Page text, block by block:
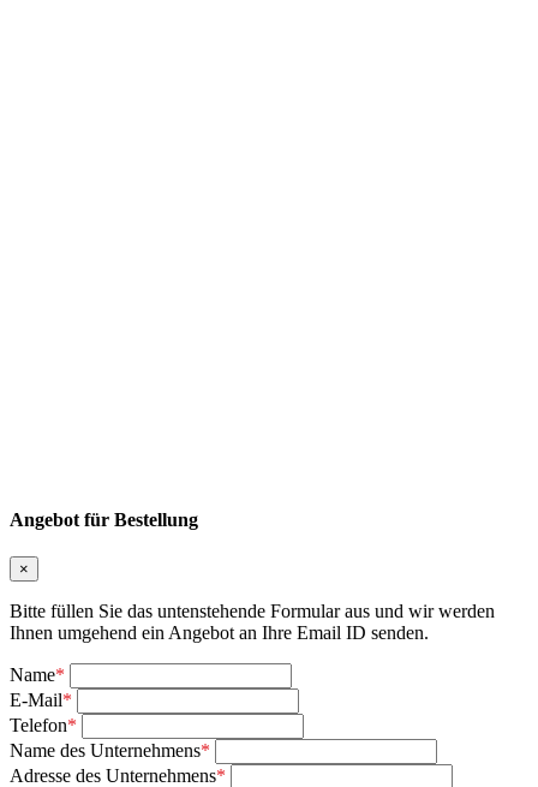
Angebot für Bestellung
×
Bitte füllen Sie das untenstehende Formular aus und wir werden
Ihnen umgehend ein Angebot an Ihre Email ID senden.
Name*
E-Mail*
Telefon*
Name des Unternehmens*
Adresse des Unternehmens*